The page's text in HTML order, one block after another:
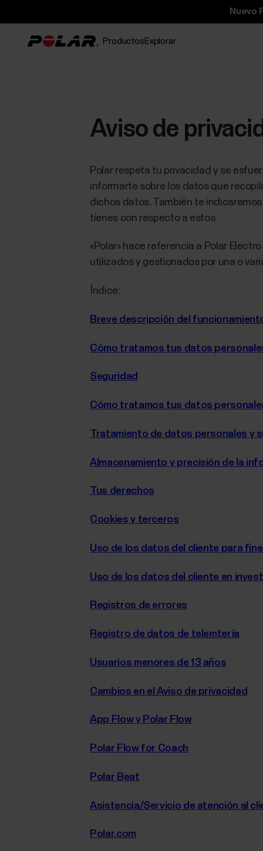
Nuevo
Productos Explorar
Aviso de
Polar respeta tu privacidad y se
informarte sobre los datos que
dichos datos. También te
tienes con respecto a estos.
«Polar» hace referencia a Polar
utilizados y gestionados por una o
Índice:
Breve descripción del
Cómo tratamos tus datos
Seguridad
Cómo tratamos tus datos
Tratamiento de datos personales y
Almacenamiento y precisión de la
Tus derechos
Cookies y terceros
Uso de los datos del cliente para
Uso de los datos del cliente en
Registros de errores
Registro de datos de telemtería
Usuarios menores de 13 años
Cambios en el Aviso de privacidad
App Flow y Polar Flow
Polar Flow for Coach
Polar Beat
Asistencia/Servicio de atención al
Polar.com